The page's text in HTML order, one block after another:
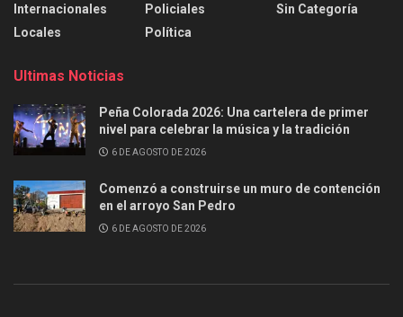
Internacionales
Locales
Policiales
Política
Sin Categoría
Ultimas Noticias
Peña Colorada 2026: Una cartelera de primer
nivel para celebrar la música y la tradición
6 DE AGOSTO DE 2026
Comenzó a construirse un muro de contención
en el arroyo San Pedro
6 DE AGOSTO DE 2026